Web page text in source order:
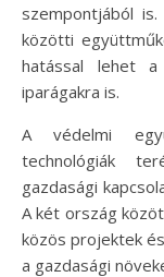
szempontjából
közötti
hatással lehet a
iparágakra is.
A védelmi
technológiák
gazdasági
A két ország
közös projektek
a gazdasági